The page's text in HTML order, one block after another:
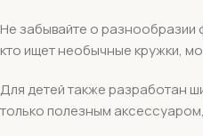
Не забывайте о разнообразии
кто ищет необычные кружки,
Для детей также разработан
только полезным